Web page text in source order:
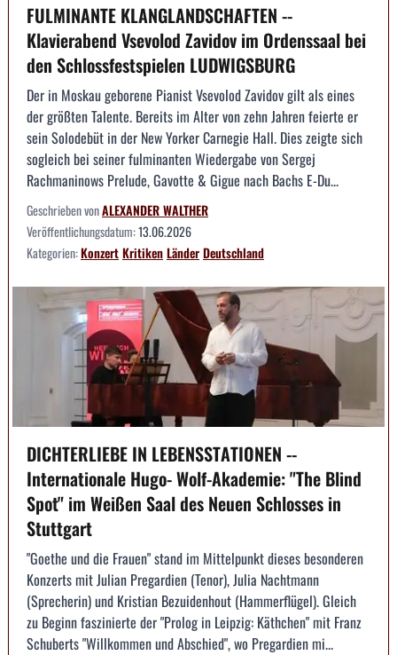
FULMINANTE KLANGLANDSCHAFTEN --
Klavierabend Vsevolod Zavidov im Ordenssaal bei
den Schlossfestspielen LUDWIGSBURG
Der in Moskau geborene Pianist Vsevolod Zavidov gilt als eines
der größten Talente. Bereits im Alter von zehn Jahren feierte er
sein Solodebüt in der New Yorker Carnegie Hall. Dies zeigte sich
sogleich bei seiner fulminanten Wiedergabe von Sergej
Rachmaninows Prelude, Gavotte & Gigue nach Bachs E-Du...
Geschrieben vonALEXANDER WALTHER
Veröffentlichungsdatum:13.06.2026
Kategorien:KonzertKritikenLänderDeutschland
DICHTERLIEBE IN LEBENSSTATIONEN --
Internationale Hugo- Wolf-Akademie: "The Blind
Spot" im Weißen Saal des Neuen Schlosses in
Stuttgart
"Goethe und die Frauen" stand im Mittelpunkt dieses besonderen
Konzerts mit Julian Pregardien (Tenor), Julia Nachtmann
(Sprecherin) und Kristian Bezuidenhout (Hammerflügel). Gleich
zu Beginn faszinierte der "Prolog in Leipzig: Käthchen" mit Franz
Schuberts "Willkommen und Abschied", wo Pregardien mi...